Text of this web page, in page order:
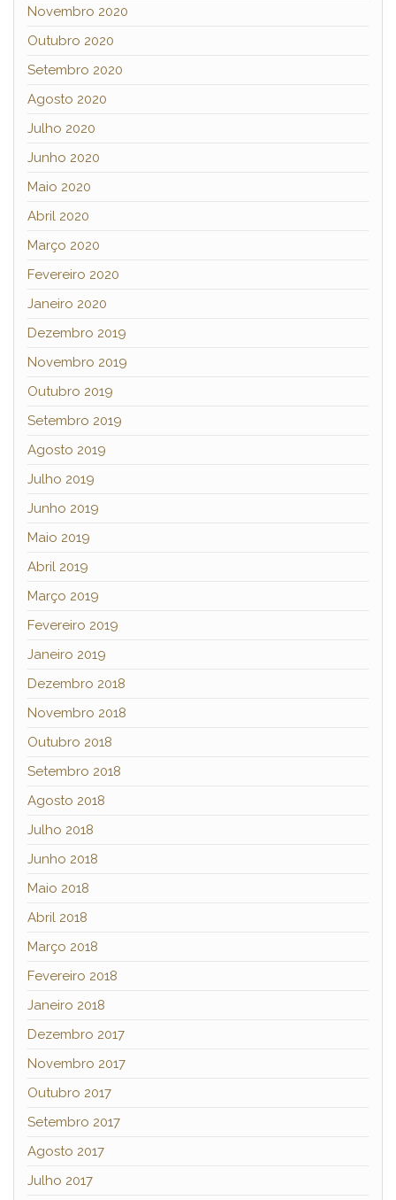
Novembro 2020
Outubro 2020
Setembro 2020
Agosto 2020
Julho 2020
Junho 2020
Maio 2020
Abril 2020
Março 2020
Fevereiro 2020
Janeiro 2020
Dezembro 2019
Novembro 2019
Outubro 2019
Setembro 2019
Agosto 2019
Julho 2019
Junho 2019
Maio 2019
Abril 2019
Março 2019
Fevereiro 2019
Janeiro 2019
Dezembro 2018
Novembro 2018
Outubro 2018
Setembro 2018
Agosto 2018
Julho 2018
Junho 2018
Maio 2018
Abril 2018
Março 2018
Fevereiro 2018
Janeiro 2018
Dezembro 2017
Novembro 2017
Outubro 2017
Setembro 2017
Agosto 2017
Julho 2017